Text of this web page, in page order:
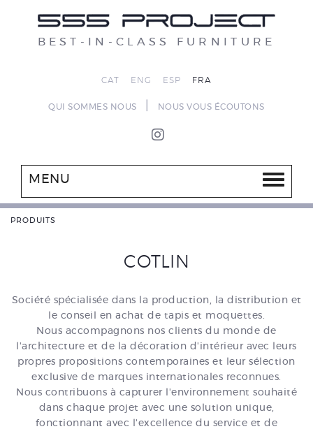
BEST-IN-CLASS FURNITURE
CAT ENG ESP FRA
QUI SOMMES NOUS NOUS VOUS ÉCOUTONS
MENU
PRODUITS
COTLIN
Société spécialisée dans la production, la distribution et
le conseil en achat de tapis et moquettes.
Nous accompagnons nos clients du monde de
l'architecture et de la décoration d'intérieur avec leurs
propres propositions contemporaines et leur sélection
exclusive de marques internationales reconnues.
Nous contribuons à capturer l'environnement souhaité
dans chaque projet avec une solution unique,
fonctionnant avec l'excellence du service et de